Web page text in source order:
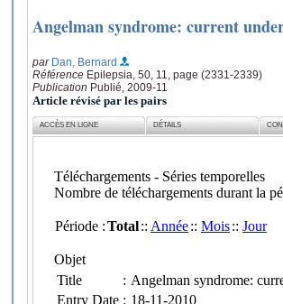
Angelman syndrome: current
par Dan, Bernard
Référence Epilepsia, 50, 11, page (2331-2339)
Publication Publié, 2009-11
Article révisé par les pairs
ACCÈS EN LIGNE DÉTAILS